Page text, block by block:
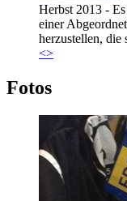
Herbst 2013 -
einer
herzustellen, die
<>
Fotos